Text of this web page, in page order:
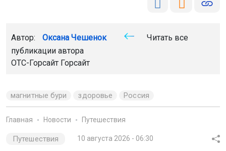
Автор: Оксана Чешенок
Читать все
публикации автора
ОТС-Горсайт Горсайт
магнитные бури здоровье Россия
Главная Новости Путешествия
Путешествия 10 августа 2026 - 06:30